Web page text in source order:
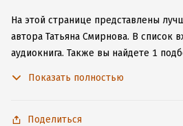
На этой странице представлены
автора Татьяна Смирнова. В список
аудиокнига. Также вы найдете 1
приложение для iOS или Android,
Показать полностью
Поделиться